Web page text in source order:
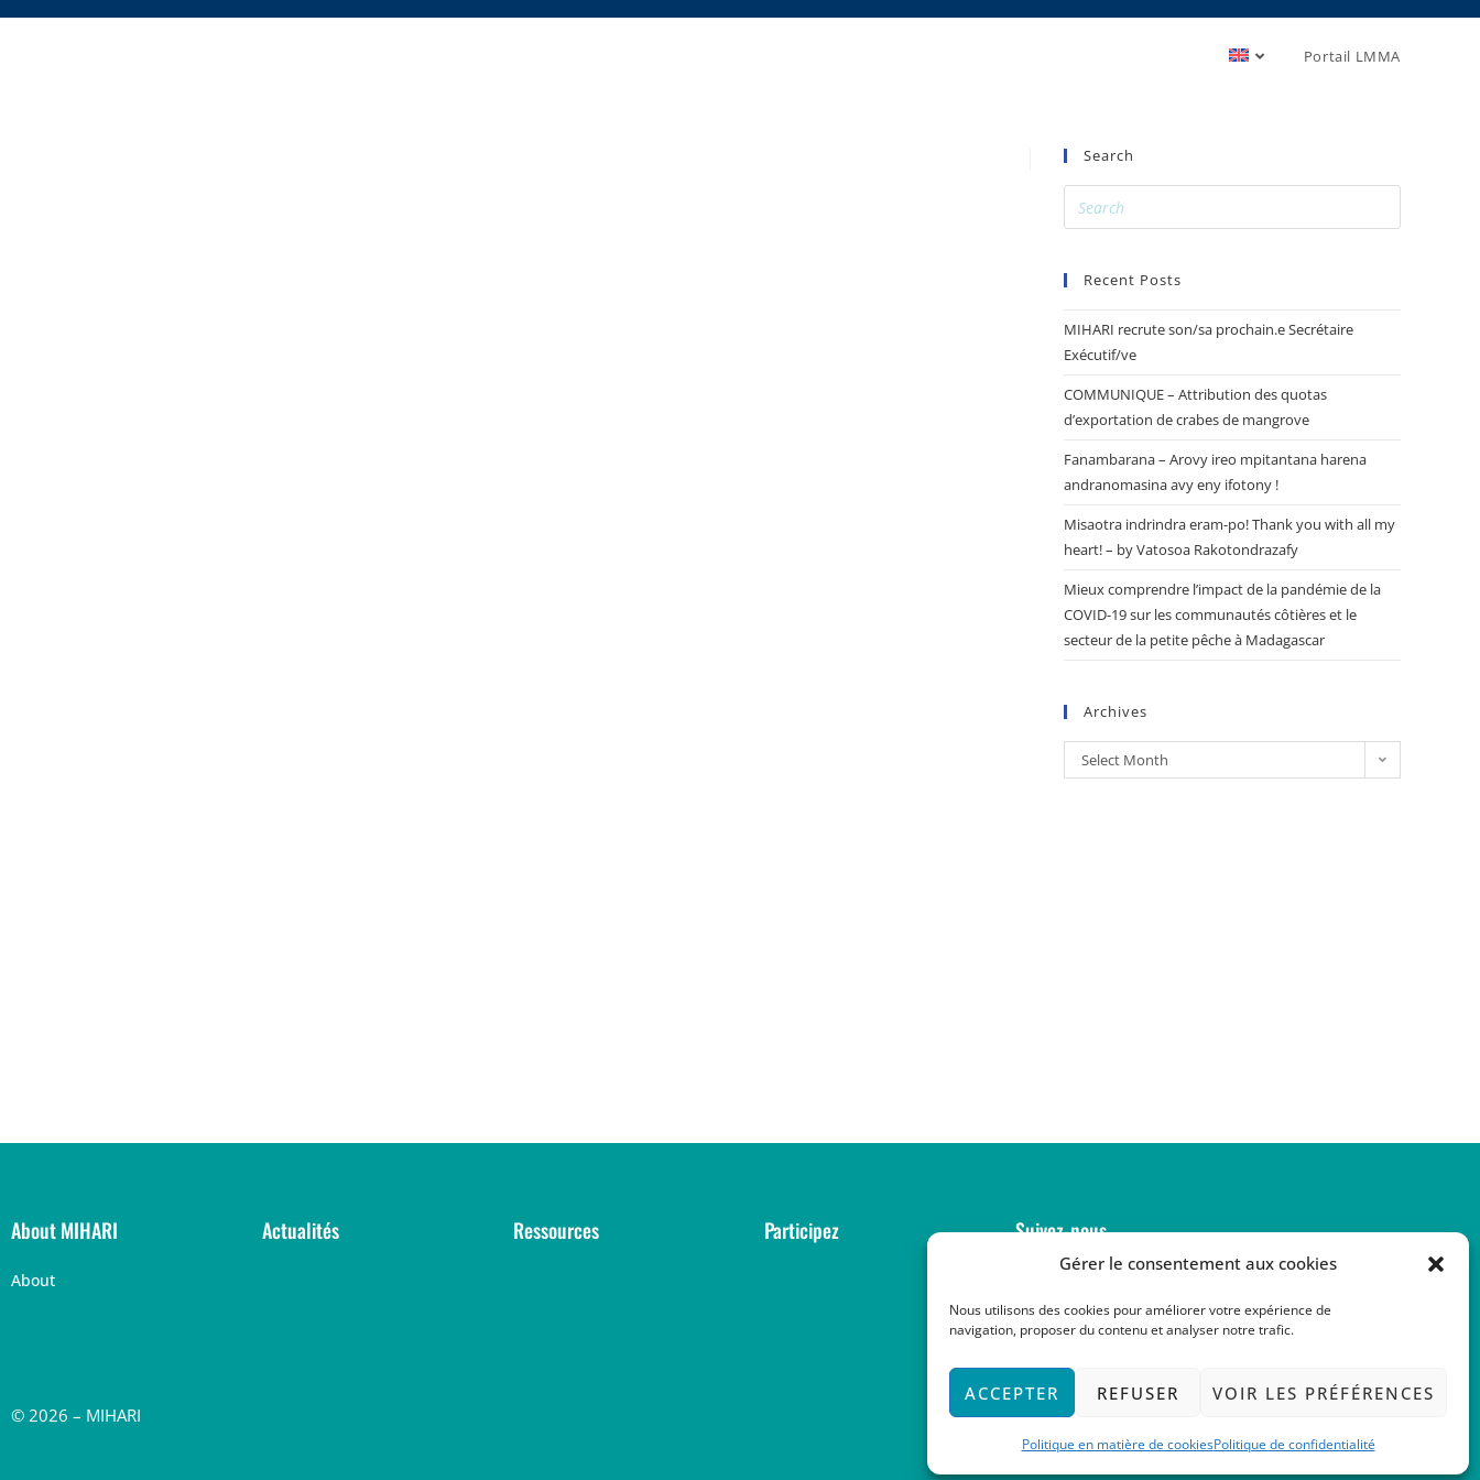
Gérer le consentement aux cookies
Nous utilisons des cookies pour améliorer votre expérience de
navigation, proposer du contenu et analyser notre trafic.
ACCEPTER REFUSER VOIR LES PRÉFÉRENCES
Politique en matière de cookiesPolitique de confidentialité
Portail LMMA
Search
Recent Posts
MIHARI recrute son/sa prochain.e Secrétaire
Exécutif/ve
COMMUNIQUE – Attribution des quotas
d’exportation de crabes de mangrove
Fanambarana – Arovy ireo mpitantana harena
andranomasina avy eny ifotony !
Misaotra indrindra eram-po! Thank you with all my
heart! – by Vatosoa Rakotondrazafy
Mieux comprendre l’impact de la pandémie de la
COVID-19 sur les communautés côtières et le
secteur de la petite pêche à Madagascar
Archives
Select Month
About MIHARI
About
Actualités Ressources Participez Suivez-nous
© 2026 – MIHARI